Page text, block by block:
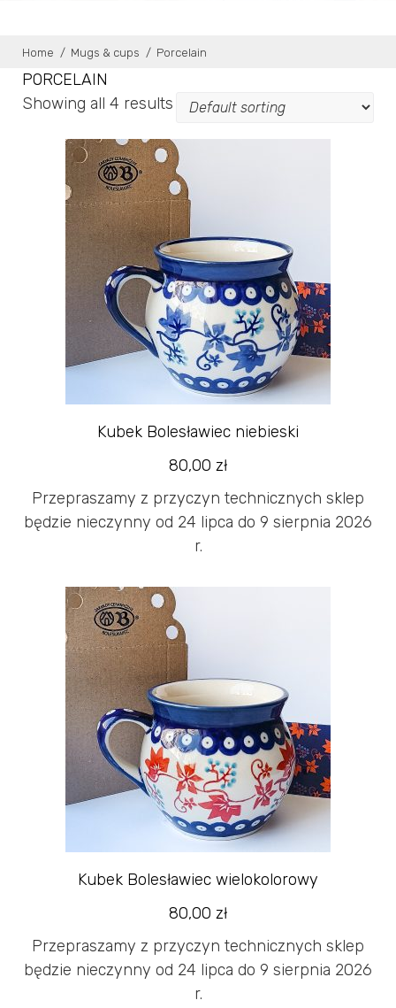
Home / Mugs & cups / Porcelain
PORCELAIN
Showing all 4 results
Kubek Bolesławiec niebieski
80,00 zł
Przepraszamy z przyczyn technicznych sklep
będzie nieczynny od 24 lipca do 9 sierpnia 2026
r.
Kubek Bolesławiec wielokolorowy
80,00 zł
Przepraszamy z przyczyn technicznych sklep
będzie nieczynny od 24 lipca do 9 sierpnia 2026
r.